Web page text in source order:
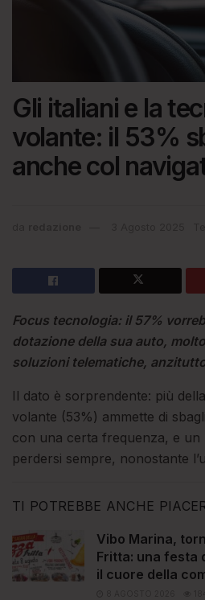
Gli italiani e la
volante: il 53%
anche col
Focus tecnologia: il 57%
dotazione della sua auto,
soluzioni telematiche,
Il dato è sorprendente: più
volante (53%) ammette di
con una certa frequenza, e un
perdersi sempre, nonostante
TI POTREBBE ANCHE
Vibo Marina,
Fritta: una festa
il cuore della